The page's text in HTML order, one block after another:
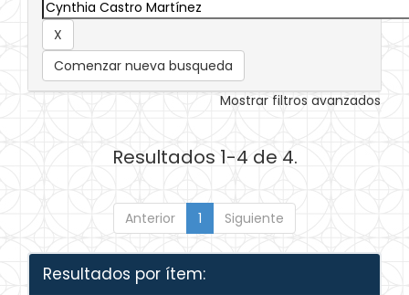
Comenzar nueva busqueda
Mostrar filtros avanzados
Resultados 1-4 de 4.
Anterior 1 Siguiente
Resultados por ítem: